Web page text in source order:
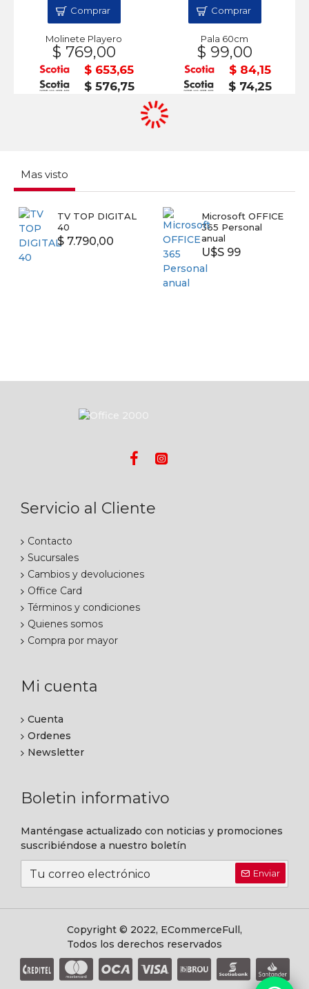
Molinete Playero
$ 769,00
$ 653,65
$ 576,75
Comprar
Pala 60cm
$ 99,00
$ 84,15
$ 74,25
Comprar
Mas visto
TV TOP DIGITAL
40
$ 7.790,00
Microsoft OFFICE
365 Personal
anual
U$S 99
Servicio al Cliente
Contacto
Sucursales
Cambios y devoluciones
Office Card
Términos y condiciones
Quienes somos
Compra por mayor
Mi cuenta
Cuenta
Ordenes
Newsletter
Boletin informativo
Manténgase actualizado con noticias y promociones
suscribiéndose a nuestro boletín
Enviar
Copyright © 2022, ECommerceFull,
Todos los derechos reservados